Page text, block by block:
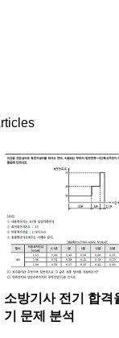
소방기사 전기 합격
기 문제 분석